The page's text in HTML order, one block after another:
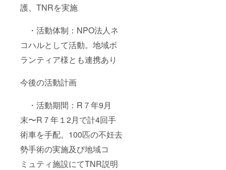
護、TNRを実施
・活動体制：NPO法人ネ
コハルとして活動。地域ボ
ランティア様とも連携あり
今後の活動計画
・活動期間：R７年9月
末〜R７年１2月で計4回手
術車を手配。100匹の不妊去
勢手術の実施及び地域コ
ミュティ施設にてTNR説明